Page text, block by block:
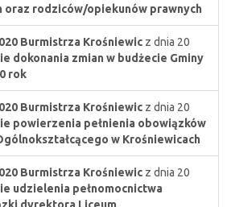
oraz rodziców/opiekunów prawnych
Burmistrza Krośniewic z dnia 20
dokonania zmian w budżecie Gminy
rok
Burmistrza Krośniewic z dnia 20
powierzenia pełnienia obowiązków
w Krośniewicach
Burmistrza Krośniewic z dnia 20
udzielenia pełnomocnictwa